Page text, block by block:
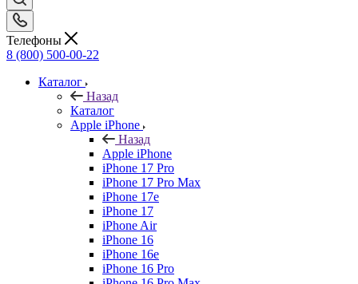
Телефоны
8 (800) 500-00-22
Каталог
Назад
Каталог
Apple iPhone
Назад
Apple iPhone
iPhone 17 Pro
iPhone 17 Pro Max
iPhone 17e
iPhone 17
iPhone Air
iPhone 16
iPhone 16e
iPhone 16 Pro